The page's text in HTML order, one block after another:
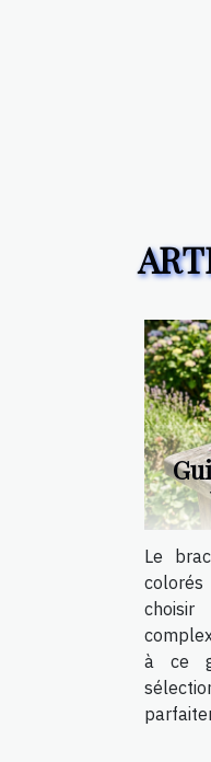
Le
à ce